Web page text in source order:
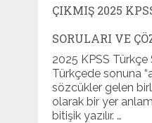
ÇIKMIŞ 2025
SORULARI VE
2025 KPSS Türkçe
Türkçede sonuna
sözcükler gelen
olarak bir yer
bitişik yazılır. …